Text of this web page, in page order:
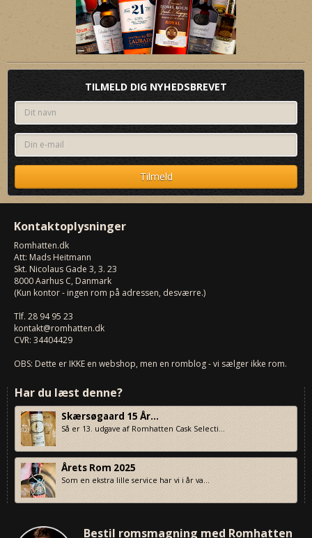
TILMELD DIG NYHEDSBREVET
Kontaktoplysninger
Romhatten.dk
Att: Mads Heitmann
Skt. Nicolaus Gade 3, 3. 23
8000Aarhus C, Danmark
(Kun kontor - ingen rom på adressen, desværre.)
Tlf. 28 94 95 23
kontakt@romhatten.dk
CVR: 34404429
OBS: Dette er IKKE en webshop, men en romblog - vi sælger ikke rom.
Har du læst denne?
Skærsøgaard 15 År...
Så er 13. udgave af Romhatten Cask Selecti...
Årets Rom 2025
Som en ekstra lille service har vi i år va...
Bestil romsmagning med Romhatten